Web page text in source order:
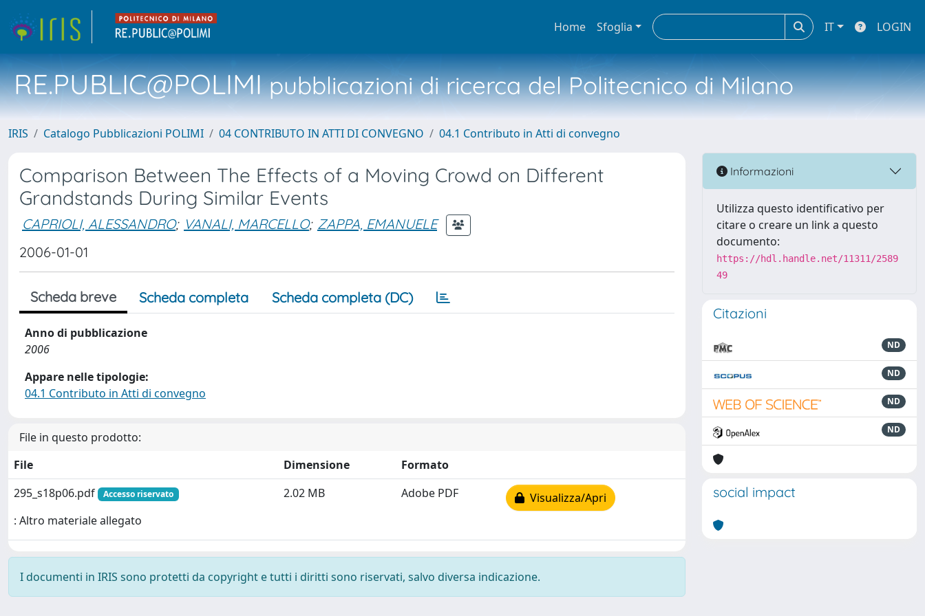
Home Sfoglia IT LOGIN
RE.PUBLIC@POLIMIpubblicazioni di ricerca del Politecnico di Milano
IRIS Catalogo Pubblicazioni POLIMI 04 CONTRIBUTO IN ATTI DI CONVEGNO 04.1 Contributo in Atti di convegno
Comparison Between The Effects of a Moving Crowd on Different
Grandstands During Similar Events
CAPRIOLI, ALESSANDRO; VANALI, MARCELLO; ZAPPA, EMANUELE
2006-01-01
Scheda breve Scheda completa Scheda completa (DC)
Anno di pubblicazione
2006
Appare nelle tipologie:
04.1 Contributo in Atti di convegno
File in questo prodotto:
File
Dimensione
Formato
295_s18p06.pdf
Accesso riservato
: Altro materiale allegato
2.02 MB Adobe PDF Visualizza/Apri
I documenti in IRIS sono protetti da copyright e tutti i diritti sono riservati, salvo diversa indicazione.
Informazioni
Utilizza questo identificativo per
citare o creare un link a questo
documento:
https://hdl.handle.net/11311/2589
49
Citazioni
ND
ND
ND
ND
social impact